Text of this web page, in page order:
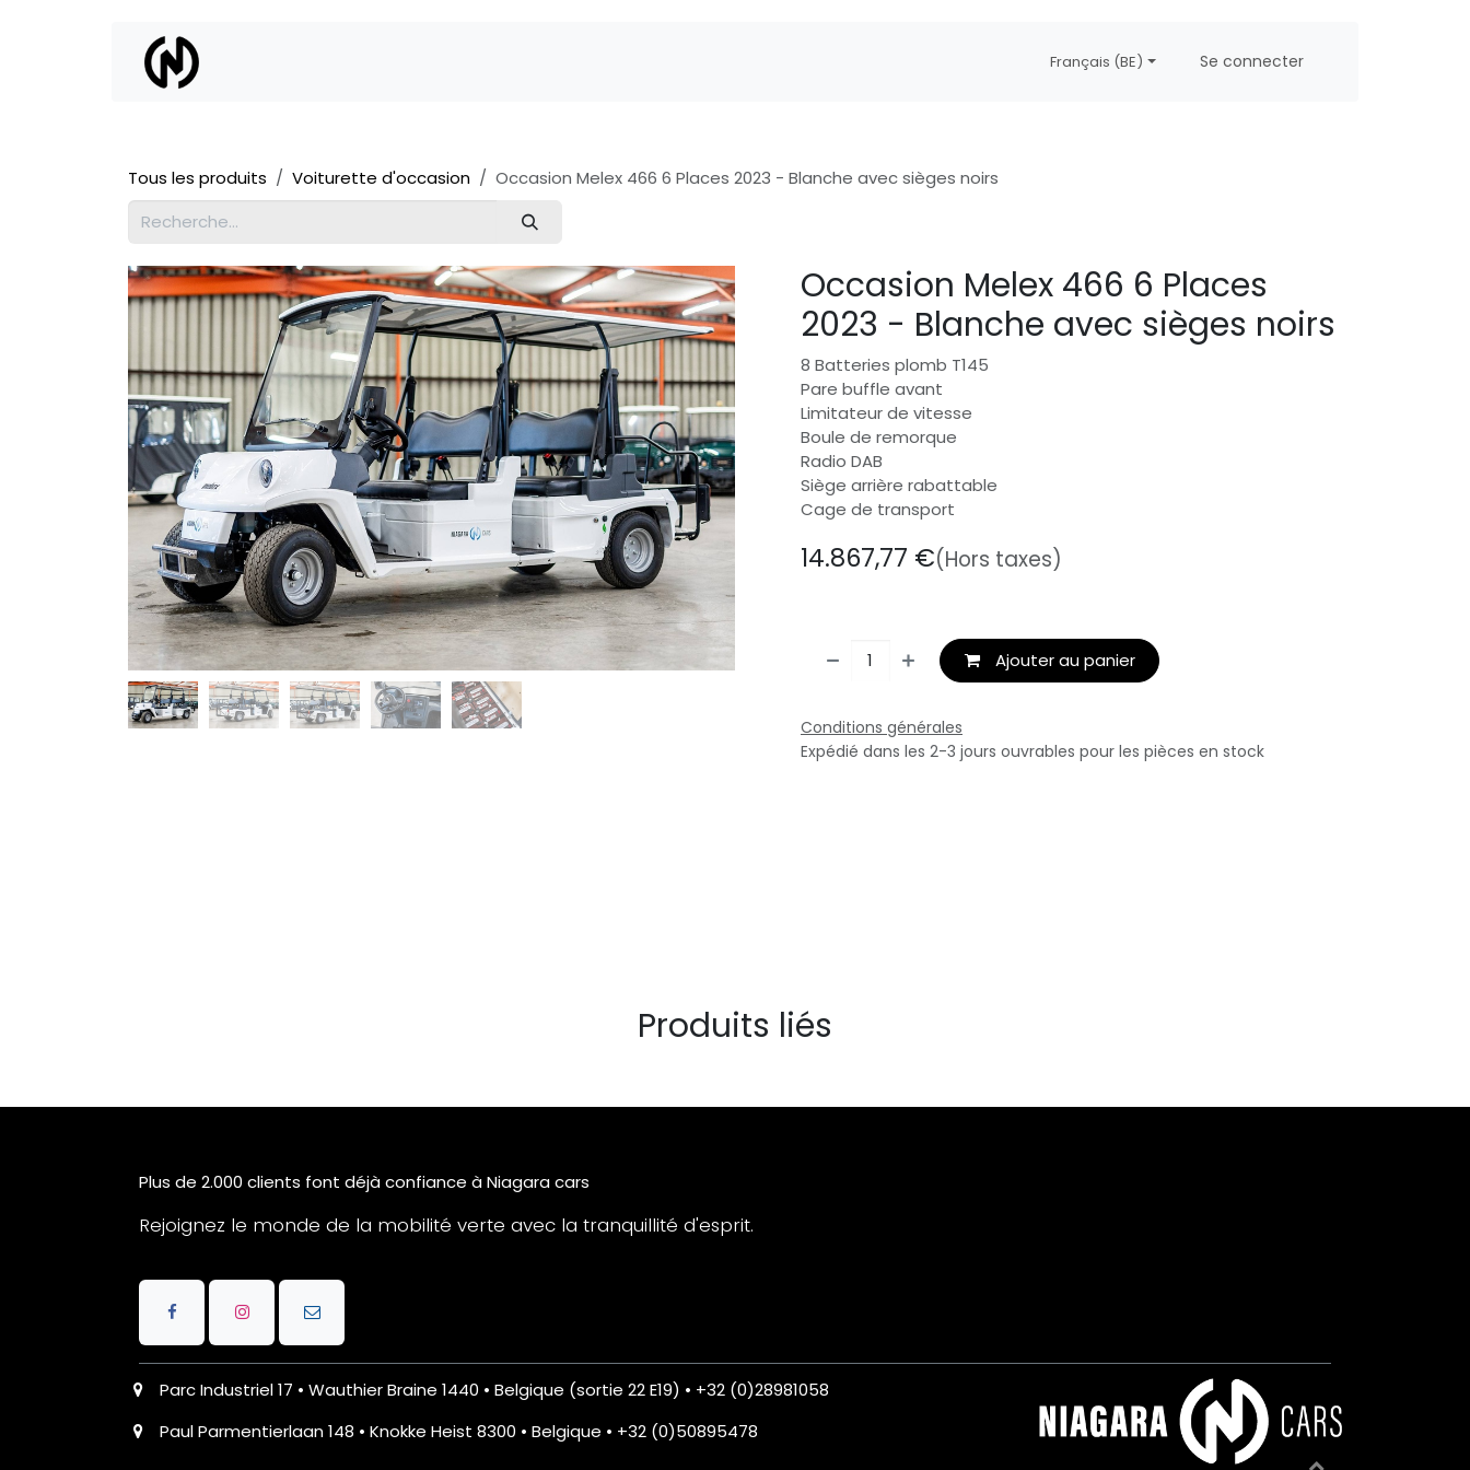
Postes
Français (BE) Se connecter
Tous les produits Voiturette d'occasion Occasion Melex 466 6 Places 2023 - Blanche avec sièges noirs
Occasion Melex 466 6 Places
2023 - Blanche avec sièges noirs
8 Batteries plomb T145
Pare buffle avant
Limitateur de vitesse
Boule de remorque
Radio DAB
Siège arrière rabattable
Cage de transport
14.867,77 €(Hors taxes)
Ajouter au panier
Conditions générales
Expédié dans les 2-3 jours ouvrables pour les pièces en stock
Produits liés
Plus de 2.000 clients font déjà confiance à Niagara cars
Rejoignez le monde de la mobilité verte avec la tranquillité d'esprit.
Parc Industriel 17 • Wauthier Braine 1440 • Belgique (sortie 22 E19) • +32 (0)28981058
Paul Parmentierlaan 148 • Knokke Heist 8300 • Belgique • +32 (0)50895478